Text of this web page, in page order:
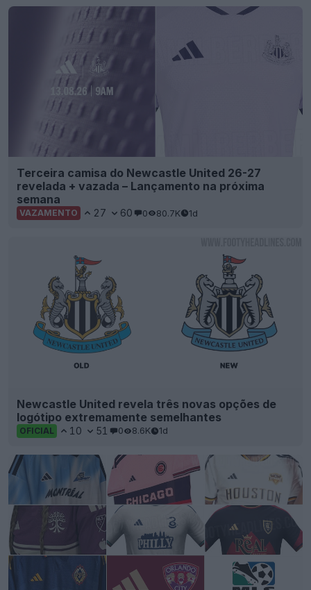
Terceira camisa do Newcastle United 26-27
revelada + vazada – Lançamento na próxima
semana
VAZAMENTO 27 60 0 80.7K 1d
Newcastle United revela três novas opções de
logótipo extremamente semelhantes
OFICIAL 10 51 0 8.6K 1d